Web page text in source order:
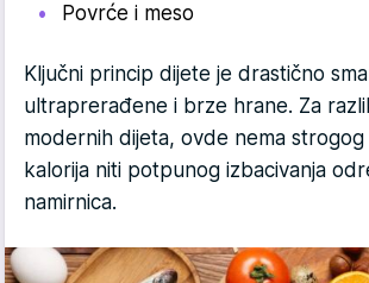
Povrće i meso
Ključni princip dijete je drastično
ultraprerađene i brze hrane. Za
modernih dijeta, ovde nema strogog
kalorija niti potpunog izbacivanja
namirnica.